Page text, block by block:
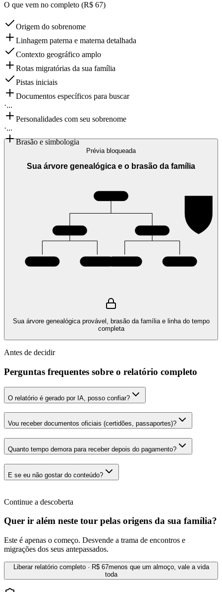
O que vem no completo (R$ 67)
Origem do sobrenome
Linhagem paterna e materna detalhada
Contexto geográfico amplo
Rotas migratórias da sua família
Pistas iniciais
Documentos específicos para buscar
·...
Personalidades com seu sobrenome
·...
Brasão e simbologia
Prévia bloqueada
Sua árvore genealógica e o brasão da família
Sua árvore genealógica provável, brasão da família e linha do tempo
completa
Antes de decidir
Perguntas frequentes sobre o relatório completo
O relatório é gerado por IA, posso confiar?
Vou receber documentos oficiais (certidões, passaportes)?
Quanto tempo demora para receber depois do pagamento?
E se eu não gostar do conteúdo?
Continue a descoberta
Quer ir além neste tour pelas origens da sua família?
Este é apenas o começo. Desvende a trama de encontros e
migrações dos seus antepassados.
Liberar relatório completo · R$ 67menos que um almoço, vale a vida
toda